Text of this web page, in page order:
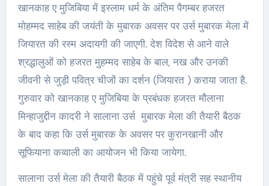
खानकाह ए मुजिबिया में इस्लाम धर्म के अंतिम पैगम्बर हजरत
मोहम्मद साहेब की जयंती के मुबारक अवसर पर उर्स मुबारक मेला में
जियारत की रस्म अदायगी की जाएगी. देश विदेश से आने वाले
श्रद्धालुओं को हजरत मुहम्मद साहेब के बाल, नख और उनकी
जीवनी से जुड़ी पवित्र चीजों का दर्शन (जियारत ) कराया जाता है.
गुरुवार को खानकाह ए मुजिबिया के प्रबंधक हजरत मौलाना
मिन्हाजुद्दीन कादरी ने सालाना उर्स मुबारक मेला की तैयारी बैठक
के बाद कहा कि उर्स मुबारक के अवसर पर कुरानखानी और
सूफियाना कव्वाली का आयोजन भी किया जायेगा.
सालाना उर्स मेला की तैयारी बैठक में पहुंचे पूर्व मंत्री सह स्थानीय